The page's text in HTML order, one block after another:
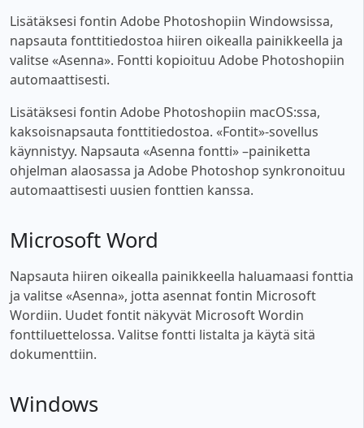
Lisätäksesi fontin Adobe Photoshopiin Windowsissa,
napsauta fonttitiedostoa hiiren oikealla painikkeella ja
valitse «Asenna». Fontti kopioituu Adobe Photoshopiin
automaattisesti.
Lisätäksesi fontin Adobe Photoshopiin macOS:ssa,
kaksoisnapsauta fonttitiedostoa. «Fontit»-sovellus
käynnistyy. Napsauta «Asenna fontti» –painiketta
ohjelman alaosassa ja Adobe Photoshop synkronoituu
automaattisesti uusien fonttien kanssa.
Microsoft Word
Napsauta hiiren oikealla painikkeella haluamaasi fonttia
ja valitse «Asenna», jotta asennat fontin Microsoft
Wordiin. Uudet fontit näkyvät Microsoft Wordin
fonttiluettelossa. Valitse fontti listalta ja käytä sitä
dokumenttiin.
Windows